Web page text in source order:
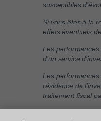
susceptibles
Si vous êtes à la
effets éventuels
Les performances
d’un service
Les
résidence de
traitement fiscal